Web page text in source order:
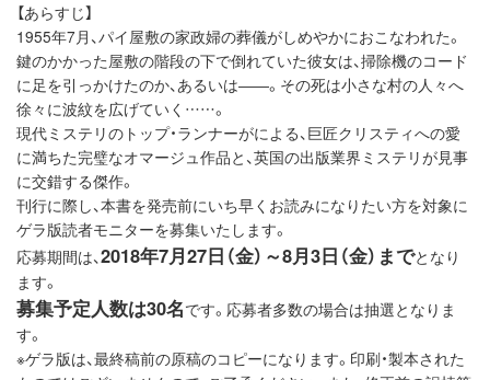
【あらすじ】
1955年7月、パイ屋敷の家政婦の葬儀がしめやかにおこなわれた。
鍵のかかった屋敷の階段の下で倒れていた彼女は、掃除機のコード
に足を引っかけたのか、あるいは――。その死は小さな村の人々へ
徐々に波紋を広げていく……。
現代ミステリのトップ・ランナーがによる、巨匠クリスティへの愛
に満ちた完璧なオマージュ作品と、英国の出版業界ミステリが見事
に交錯する傑作。
刊行に際し、本書を発売前にいち早くお読みになりたい方を対象に
ゲラ版読者モニターを募集いたします。
応募期間は、2018年7月27日（金）～8月3日（金）までとなり
ます。
募集予定人数は30名です。応募者多数の場合は抽選となりま
す。
※ゲラ版は、最終稿前の原稿のコピーになります。印刷・製本された